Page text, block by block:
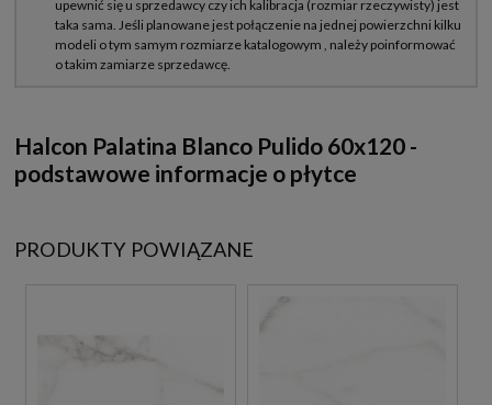
Halcon Palatina Blanco Pulido 60x120 -
podstawowe informacje o płytce
PRODUKTY POWIĄZANE